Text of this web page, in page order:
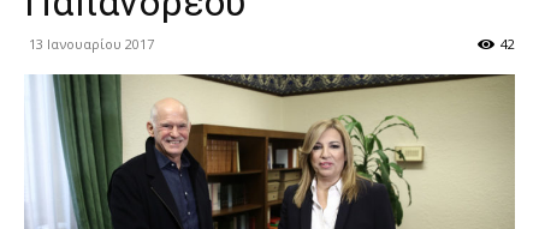
13 Ιανουαρίου 2017 42